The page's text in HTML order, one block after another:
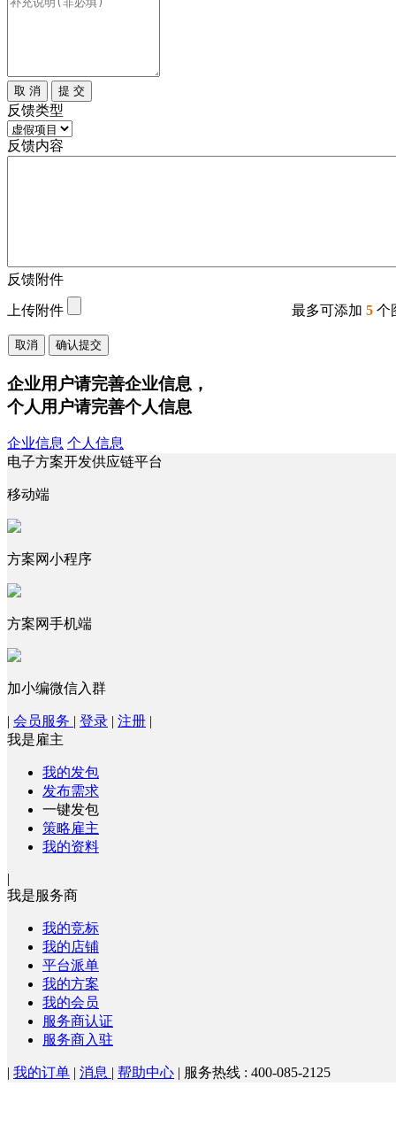
取 消 提 交
反馈类型
反馈内容
反馈附件
上传附件 最多可添加 5 个
取消 确认提交
企业用户请完善企业信息，
个人用户请完善个人信息
企业信息 个人信息
电子方案开发供应链平台
移动端
方案网小程序
方案网手机端
加小编微信入群
| 会员服务 | 登录 | 注册 |
我是雇主
我的发包
发布需求
一键发包
策略雇主
我的资料
|
我是服务商
我的竞标
我的店铺
平台派单
我的方案
我的会员
服务商认证
服务商入驻
| 我的订单 | 消息 | 帮助中心 | 服务热线 : 400-085-2125